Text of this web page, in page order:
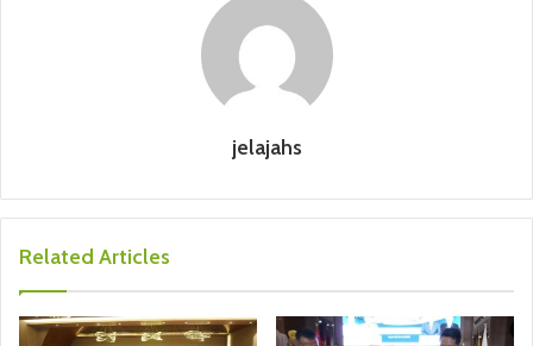
jelajahs
Related Articles